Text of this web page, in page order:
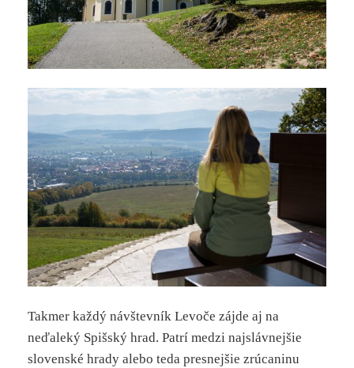
Takmer každý návštevník Levoče zájde aj na
neďaleký Spišský hrad. Patrí medzi najslávnejšie
slovenské hrady alebo teda presnejšie zrúcaninu